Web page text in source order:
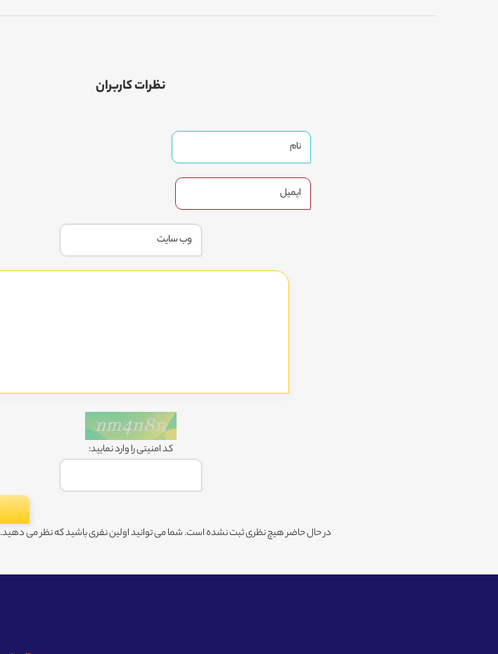
نظرات کاربران
کد امنیتی را وارد نمایید:
در حال حاضر هیچ نظری ثبت نشده است. شما می توانید اولین نفری باشید که نظر می دهید.